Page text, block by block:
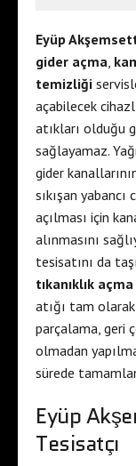
Eyüp
gider açma
temizliği
açabilecek
atıkları olduğu
sağlayamaz.
gider
sıkışan
açılması için
alınmasını
tesisatını da
tıkanıklık açma
atığı tam
parçalama, geri
olmadan
sürede
Eyüp
Tesisatçı